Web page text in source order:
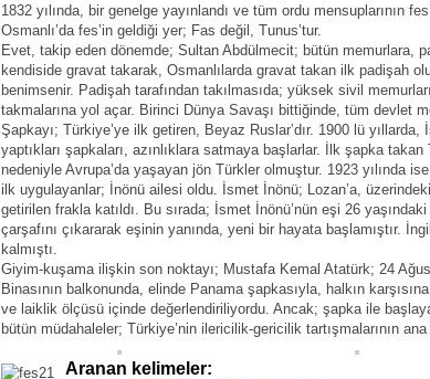
1832 yılında, bir genelge yayınlandı ve tüm ordu mensuplarının
Osmanlı’da fes’in geldiği yer; Fas değil, Tunus’tur.
Evet, takip eden dönemde; Sultan Abdülmecit; bütün memurlara,
kendiside gravat takarak, Osmanlılarda gravat takan ilk padişah
benimsenir. Padişah tarafından takılmasıda; yüksek sivil
takmalarına yol açar. Birinci Dünya Savaşı bittiğinde, tüm devlet
Şapkayı; Türkiye’ye ilk getiren, Beyaz Ruslar’dır. 1900 lü
yaptıkları şapkaları, azınlıklara satmaya başlarlar. İlk şapka
nedeniyle Avrupa’da yaşayan jön Türkler olmuştur. 1923 yılında
ilk uygulayanlar; İnönü ailesi oldu. İsmet İnönü; Lozan’a,
getirilen frakla katıldı. Bu sırada; İsmet İnönü’nün eşi 26
çarşafını çıkararak eşinin yanında, yeni bir hayata başlamıştır.
kalmıştı.
Giyim-kuşama ilişkin son noktayı; Mustafa Kemal Atatürk; 24
Binasının balkonunda, elinde Panama şapkasıyla, halkın
ve laiklik ölçüsü içinde değerlendiriliyordu. Ancak; şapka ile
bütün müdahaleler; Türkiye’nin ilericilik-gericilik tartışmalarının
Aranan kelimeler: